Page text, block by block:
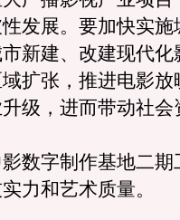
发展。要加快实施
新建、改建现代化
扩张，推进电影放
级，进而带动社会
字制作基地二期
力和艺术质量。